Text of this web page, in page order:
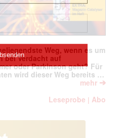
Weg, wenn es um
bei Verdacht auf
oder Parkinson geht? Für
wird dieser Weg bereits …
mehr ➔
Leseprobe | Abo